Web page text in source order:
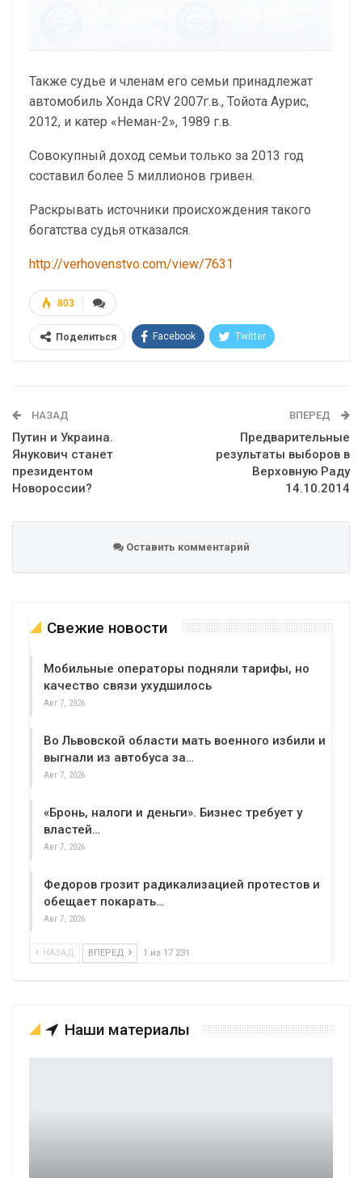
Также судье и членам его семьи принадлежат
автомобиль Хонда CRV 2007г.в., Тойота Аурис,
2012, и катер «Неман-2», 1989 г.в.
Совокупный доход семьи только за 2013 год
составил более 5 миллионов гривен.
Раскрывать источники происхождения такого
богатства судья отказался.
http://verhovenstvo.com/view/7631
803
Поделиться Facebook Twitter
НАЗАД
Путин и Украина.
Янукович станет
президентом
Новороссии?
ВПЕРЕД
Предварительные
результаты выборов в
Верховную Раду
14.10.2014
Оставить комментарий
Свежие новости
Мобильные операторы подняли тарифы, но
качество связи ухудшилось
Авг 7, 2026
Во Львовской области мать военного избили и
выгнали из автобуса за…
Авг 7, 2026
«Бронь, налоги и деньги». Бизнес требует у
властей…
Авг 7, 2026
Федоров грозит радикализацией протестов и
обещает покарать…
Авг 7, 2026
НАЗАД ВПЕРЕД 1 из 17 231
Наши материалы